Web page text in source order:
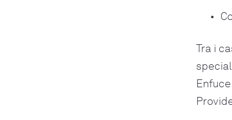
Tra i